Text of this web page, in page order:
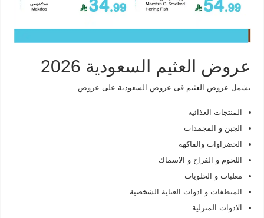
عروض العثيم السعودية 2026
تشمل عروض العثيم فى عروض السعودية على عروض
المنتجات الغذائية
الجبن و المجمدات
الخضراوات والفاكهة
اللحوم و الفراخ و الاسماك
معلبات و الحلويات
المنظفات و ادوات العناية الشخصية
الادوات المنزلية